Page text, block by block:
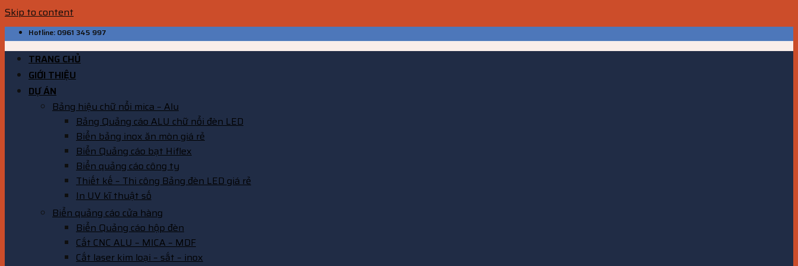
Skip to content
Hotline: 0961 345 997
TRANG CHỦ
GIỚI THIỆU
DỰ ÁN
Bảng hiệu chữ nổi mica – Alu
Bảng Quảng cáo ALU chữ nổi đèn LED
Biển bảng inox ăn mòn giá rẻ
Biển Quảng cáo bạt Hiflex
Biển quảng cáo công ty
Thiết kế – Thi công Bảng đèn LED giá rẻ
In UV kĩ thuật số
Biển quảng cáo cửa hàng
Biển Quảng cáo hộp đèn
Cắt CNC ALU – MICA – MDF
Cắt laser kim loại – sắt – inox